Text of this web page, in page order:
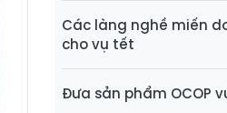
Các làng nghề miến
cho vụ tết
Đưa sản phẩm OCOP